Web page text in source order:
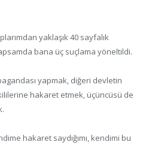
yaklaşık 40 sayfalık
bana üç suçlama yöneltildi.
yapmak, diğeri devletin
hakaret etmek, üçüncüsü de
hakaret saydığımı, kendimi bu